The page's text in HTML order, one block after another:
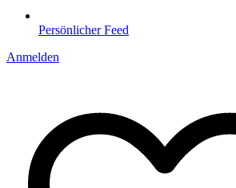
Persönlicher Feed
Anmelden